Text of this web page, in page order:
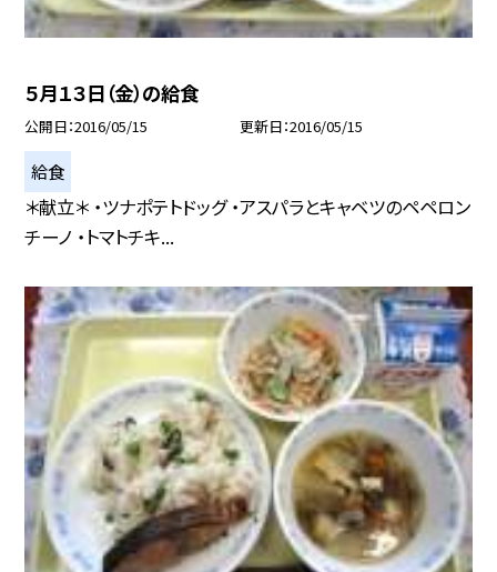
５月１３日（金）の給食
公開日 2016/05/15 更新日 2016/05/15
給食
＊献立＊ ・ツナポテトドッグ ・アスパラとキャベツのペペロン
チーノ ・トマトチキ...